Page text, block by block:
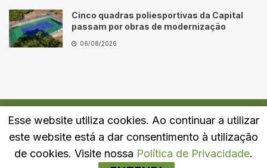
Cinco quadras poliesportivas da Capital
passam por obras de modernização
06/08/2026
Quem Somos Fale Conosco Política de Privacidade
Esse website utiliza cookies. Ao continuar a utilizar
este website está a dar consentimento à utilização
de cookies. Visite nossa Política de Privacidade.